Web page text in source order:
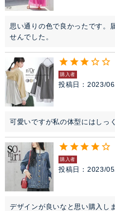
思い通りの色で良かったです。
せんでした。
購入者
投稿日 2023/
可愛いですが私の体型にはしっ
購入者
投稿日 2023/
デザインが良いなと思い購入し